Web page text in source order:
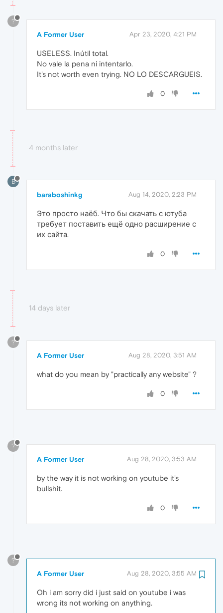
?
A Former User Apr 23, 2020, 4:21 PM
USELESS. Inútil total.
No vale la pena ni intentarlo.
It's not worth even trying. NO LO DESCARGUEIS.
0
4 months later
B
baraboshinkg Aug 14, 2020, 2:23 PM
Это просто наёб. Что бы скачать с ютуба
требует поставить ещё одно расширение с
их сайта.
0
14 days later
?
A Former User Aug 28, 2020, 3:51 AM
what do you mean by "practically any website" ?
0
?
A Former User Aug 28, 2020, 3:53 AM
by the way it is not working on youtube it's
bullshit.
0
?
A Former User Aug 28, 2020, 3:55 AM
Oh i am sorry did i just said on youtube i was
wrong its not working on anything.